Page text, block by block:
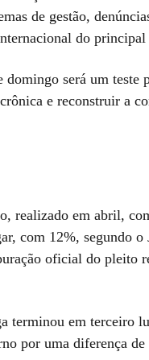
de gestão,
do
será um teste
e reconstruir a
realizado em abril,
com 12%, segundo
oficial do pleito
terminou em terceiro
por uma diferença